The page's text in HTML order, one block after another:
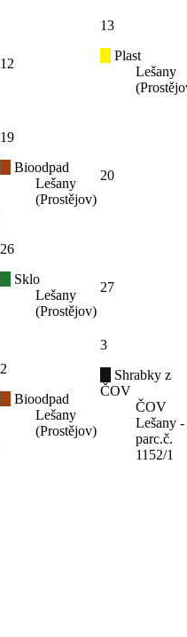
12
13
Plast
Lešany
19
Bioodpad
Lešany
(Prostějov)
20
26
Sklo
Lešany
(Prostějov)
27
2
Bioodpad
Lešany
(Prostějov)
3
Shrabky z
ČOV
ČOV
Lešany -
parc.č.
1152/1